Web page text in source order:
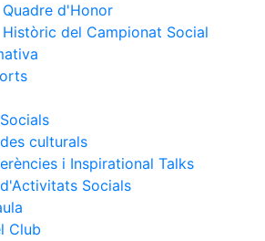
Quadre d'Honor
Històric del Campionat Social
culturals
i Inspirational Talks
Socials
Club